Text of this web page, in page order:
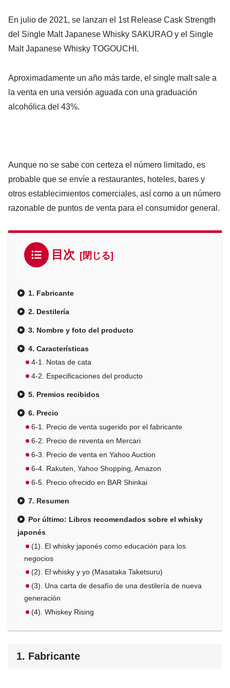
En julio de 2021, se lanzan el 1st Release Cask Strength
del Single Malt Japanese Whisky SAKURAO y el Single
Malt Japanese Whisky TOGOUCHI.
Aproximadamente un año más tarde, el single malt sale a
la venta en una versión aguada con una graduación
alcohólica del 43%.
Aunque no se sabe con certeza el número limitado, es
probable que se envíe a restaurantes, hoteles, bares y
otros establecimientos comerciales, así como a un número
razonable de puntos de venta para el consumidor general.
目次
1. Fabricante
2. Destilería
3. Nombre y foto del producto
4. Características
4-1. Notas de cata
4-2. Especificaciones del producto
5. Premios recibidos
6. Precio
6-1. Precio de venta sugerido por el fabricante
6-2. Precio de reventa en Mercari
6-3. Precio de venta en Yahoo Auction
6-4. Rakuten, Yahoo Shopping, Amazon
6-5. Precio ofrecido en BAR Shinkai
7. Resumen
Por último: Libros recomendados sobre el whisky
japonés
(1). El whisky japonés como educación para los
negocios
(2). El whisky y yo (Masataka Taketsuru)
(3). Una carta de desafío de una destilería de nueva
generación
(4). Whiskey Rising
1. Fabricante